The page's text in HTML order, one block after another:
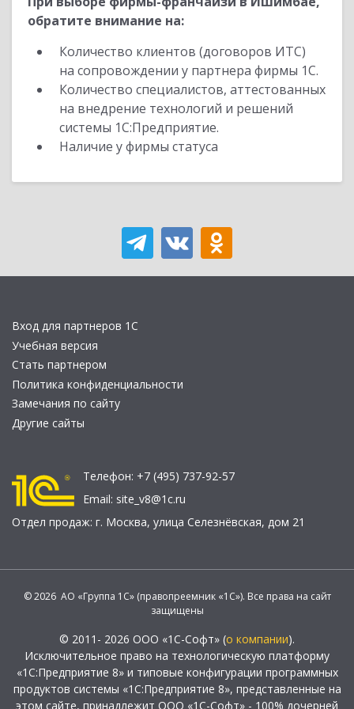
обратите внимание на:
Количество клиентов (договоров ИТС)
на сопровождении у партнера фирмы 1С.
Количество специалистов, аттестованных
на внедрение технологий и решений
системы 1С:Предприятие.
Наличие у фирмы статуса
Вход для партнеров 1С
Учебная версия
Стать партнером
Политика конфиденциальности
Замечания по сайту
Другие сайты
Телефон: +7 (495) 737-92-57
Email: site_v8@1c.ru
Отдел продаж: г. Москва, улица Селезнёвская, дом 21
© 2026 АО «Группа 1С» (правопреемник «1С»). Все права на сайт
защищены
© 2011- 2026 ООО «1С-Софт» (о компании).
Исключительное право на технологическую платформу
«1С:Предприятие 8» и типовые конфигурации программных
продуктов системы «1С:Предприятие 8», представленные на
этом сайте, принадлежит ООО «1С-Софт» - 100% дочерней